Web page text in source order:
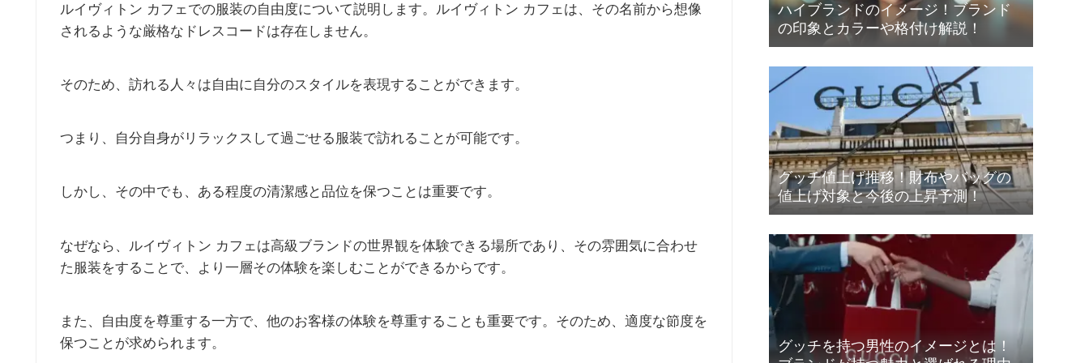
ルイヴィトン カフェでの服装の自由度について説明します。ルイヴィトン カフェは、その名前から想像
されるような厳格なドレスコードは存在しません。
そのため、訪れる人々は自由に自分のスタイルを表現することができます。
つまり、自分自身がリラックスして過ごせる服装で訪れることが可能です。
しかし、その中でも、ある程度の清潔感と品位を保つことは重要です。
なぜなら、ルイヴィトン カフェは高級ブランドの世界観を体験できる場所であり、その雰囲気に合わせ
た服装をすることで、より一層その体験を楽しむことができるからです。
また、自由度を尊重する一方で、他のお客様の体験を尊重することも重要です。そのため、適度な節度を
保つことが求められます。
ハイブランドのイメージ！ブランド
の印象とカラーや格付け解説！
グッチ値上げ推移！財布やバッグの
値上げ対象と今後の上昇予測！
グッチを持つ男性のイメージとは！